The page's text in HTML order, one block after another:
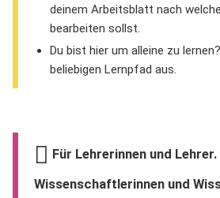
deinem Arbeitsblatt nach
bearbeiten sollst.
Du bist hier um alleine zu
beliebigen Lernpfad aus.
Für Lehrerinnen und Lehrer.
Wissenschaftlerinnen und